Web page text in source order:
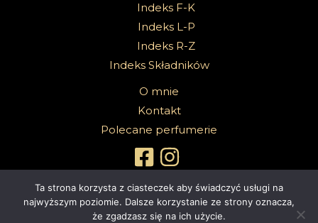
Indeks F-K
Indeks L-P
Indeks R-Z
Indeks Składników
O mnie
Kontakt
Polecane perfumerie
Copyright 2026 @Sabbath Of Senses | Z dumą wspierane przez
Ta strona korzysta z ciasteczek aby świadczyć usługi na
najwyższym poziomie. Dalsze korzystanie ze strony oznacza,
że zgadzasz się na ich użycie.